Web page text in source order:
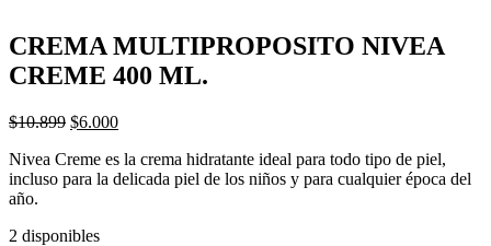
CREMA MULTIPROPOSITO NIVEA
CREME 400 ML.
$10.899 El
original
era:
$6.000El
actual
es:
Nivea Creme es la crema hidratante ideal para todo tipo de piel,
incluso para la delicada piel de los niños y para cualquier época del
año.
2 disponibles